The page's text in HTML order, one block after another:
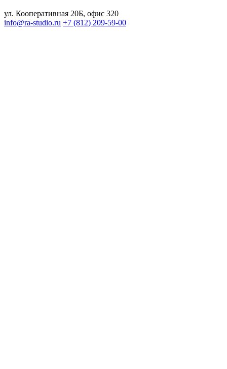
ул. Кооперативная 20Б, офис 320
info@ra-studio.ru +7 (812) 209-59-00